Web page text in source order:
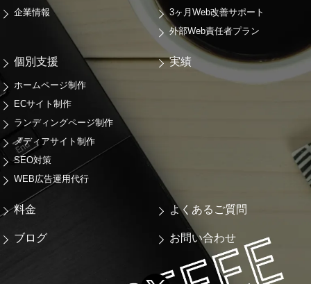
企業情報
3ヶ月Web改善サポート
外部Web責任者プラン
個別支援
ホームページ制作
ECサイト制作
ランディングページ制作
メディアサイト制作
SEO対策
WEB広告運用代行
実績
料金 よくあるご質問
ブログ お問い合わせ